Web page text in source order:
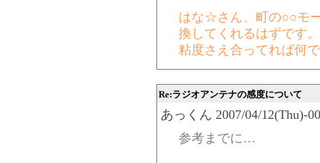
はな☆さん、町の○○モ
換してくれるはずです。
粘度さえ合ってれば何
Re:ラジオアンテナの感度について
あっくん 2007/04/12(Thu)-
参考までに…